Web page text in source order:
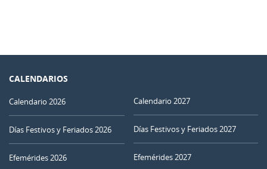
CALENDARIOS
Calendario 2026
Días Festivos y Feriados 2026
Efemérides 2026
Calendario 2027
Días Festivos y Feriados 2027
Efemérides 2027